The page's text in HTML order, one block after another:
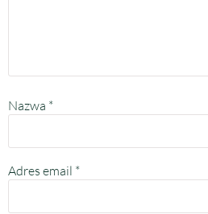
Nazwa *
Adres email *